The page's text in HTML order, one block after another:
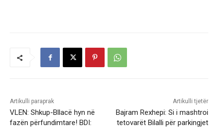
Artikulli paraprak
VLEN: Shkup-Bllacë hyn në
fazën përfundimtare! BDI:
Artikulli tjetër
Bajram Rexhepi: Si i mashtroi
tetovarët Bilalli për parkingjet